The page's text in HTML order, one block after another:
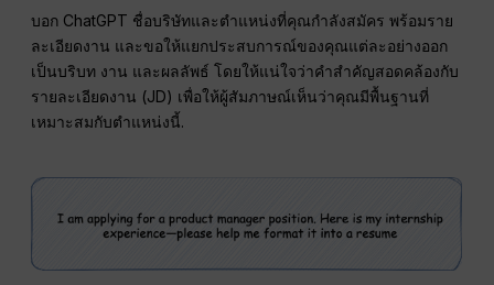
บอก ChatGPT ชื่อบริษัทและตำแหน่งที่คุณกำลังสมัคร พร้อมราย
ละเอียดงาน และขอให้แยกประสบการณ์ของคุณแต่ละอย่างออก
เป็นบริบท งาน และผลลัพธ์ โดยให้แน่ใจว่าคำสำคัญสอดคล้องกับ
รายละเอียดงาน (JD) เพื่อให้ผู้สัมภาษณ์เห็นว่าคุณมีพื้นฐานที่
เหมาะสมกับตำแหน่งนี้.